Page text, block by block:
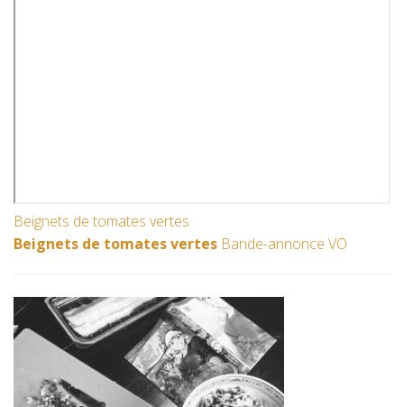
Beignets de tomates vertes
Beignets de tomates vertes Bande-annonce VO